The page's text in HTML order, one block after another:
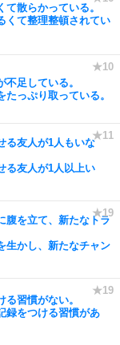
散らかっている。
くて整理整頓されてい
足している。
っぷり取っている。
る友人が1人もいな
る友人が1人以上い
腹を立て、新たなトラ
生かし、新たなチャン
習慣がない。
録をつける習慣があ